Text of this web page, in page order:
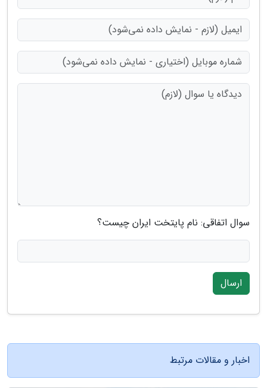
سوال اتفاقی: نام پایتخت ایران چیست؟
ارسال
اخبار و مقالات مرتبط